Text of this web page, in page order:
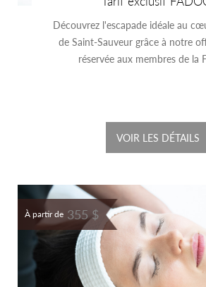
Découvrez l'escapade idéale au
de Saint-Sauveur grâce à notre
réservée aux membres de la
VOIR LES DÉTAILS
À partir de 355 $